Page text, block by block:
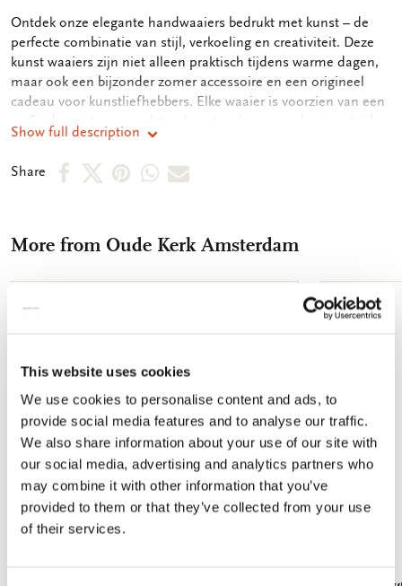
This website uses cookies
We use cookies to personalise content and ads, to
provide social media features and to analyse our traffic.
We also share information about your use of our site with
our social media, advertising and analytics partners who
may combine it with other information that you’ve
provided to them or that they’ve collected from your use
of their services.
OMSCHRIJVING
Ontdek onze elegante handwaaiers bedrukt met kunst – de
perfecte combinatie van stijl, verkoeling en creativiteit. Deze
kunst waaiers zijn niet alleen praktisch tijdens warme dagen,
maar ook een bijzonder zomer accessoire en een origineel
cadeau voor kunstliefhebbers. Elke waaier is voorzien van een
een klein kunstwerk bij je draagt. Dankzij het lichte en
compacte ontwerp neem je de waaier eenvoudig mee naar
festivals, vakanties, bruiloften of een dagje uit. Of je nu op
onze handwaaiers bieden een perfecte balans tussen
handwaaiers? Elegante handwaaiers met hoogwaardige
kunstprints Ideaal als verkoelend zomer accessoire Perfect
cadeau voor kunst- en designliefhebbers Lichtgewicht en
uitgewaaierd 40 cm breed
Show full description
Share
ShareShareShareShareShare
mail
More from Oude Kerk Amsterdam